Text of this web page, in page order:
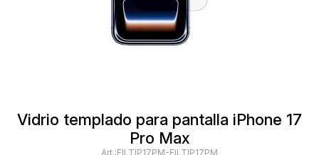
Vidrio templado para pantalla iPhone 17
Pro Max
FILTIP17PM-FILTIP17PM